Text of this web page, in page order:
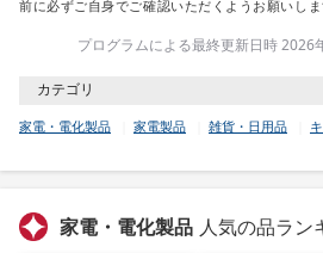
前に必ずご自身でご確認いただくようお願いしま
プログラムによる最終更新日時 2026
カテゴリ
家電・電化製品 家電製品 雑貨・日用品
家電・電化製品 人気の品ラン